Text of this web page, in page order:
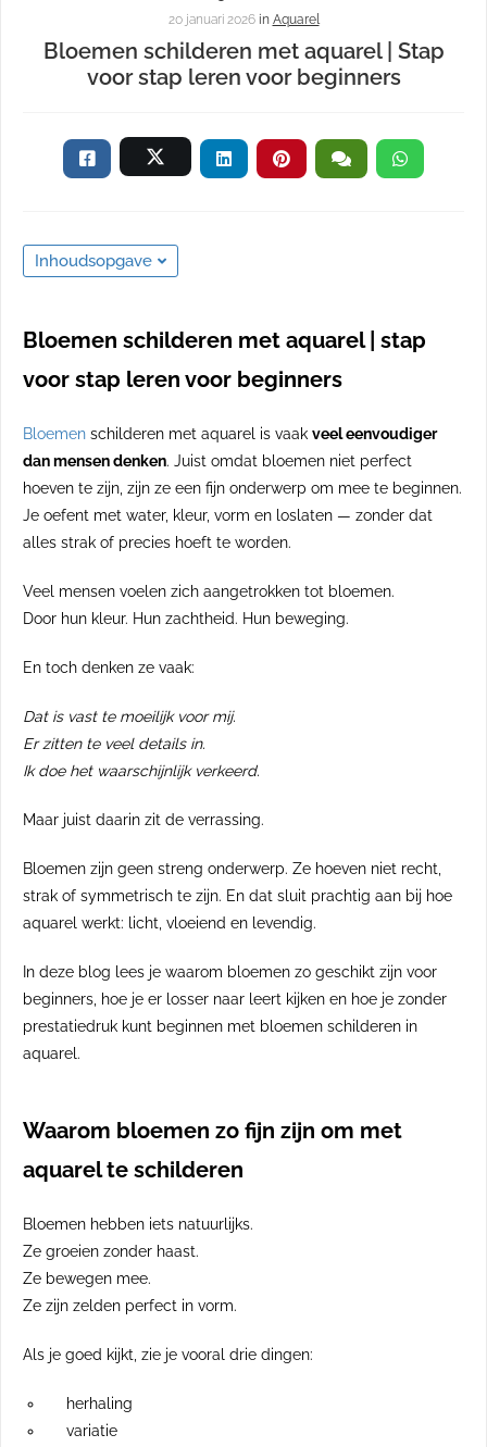
20 januari 2026 in Aquarel
Bloemen schilderen met aquarel | Stap
voor stap leren voor beginners
Inhoudsopgave
Bloemen schilderen met aquarel | stap
voor stap leren voor beginners
Bloemen schilderen met aquarel is vaak veel eenvoudiger
dan mensen denken. Juist omdat bloemen niet perfect
hoeven te zijn, zijn ze een fijn onderwerp om mee te beginnen.
Je oefent met water, kleur, vorm en loslaten — zonder dat
alles strak of precies hoeft te worden.
Veel mensen voelen zich aangetrokken tot bloemen.
Door hun kleur. Hun zachtheid. Hun beweging.
En toch denken ze vaak:
Dat is vast te moeilijk voor mij.
Er zitten te veel details in.
Ik doe het waarschijnlijk verkeerd.
Maar juist daarin zit de verrassing.
Bloemen zijn geen streng onderwerp. Ze hoeven niet recht,
strak of symmetrisch te zijn. En dat sluit prachtig aan bij hoe
aquarel werkt: licht, vloeiend en levendig.
In deze blog lees je waarom bloemen zo geschikt zijn voor
beginners, hoe je er losser naar leert kijken en hoe je zonder
prestatiedruk kunt beginnen met bloemen schilderen in
aquarel.
Waarom bloemen zo fijn zijn om met
aquarel te schilderen
Bloemen hebben iets natuurlijks.
Ze groeien zonder haast.
Ze bewegen mee.
Ze zijn zelden perfect in vorm.
Als je goed kijkt, zie je vooral drie dingen:
herhaling
variatie
te
over
op
te
de
op het